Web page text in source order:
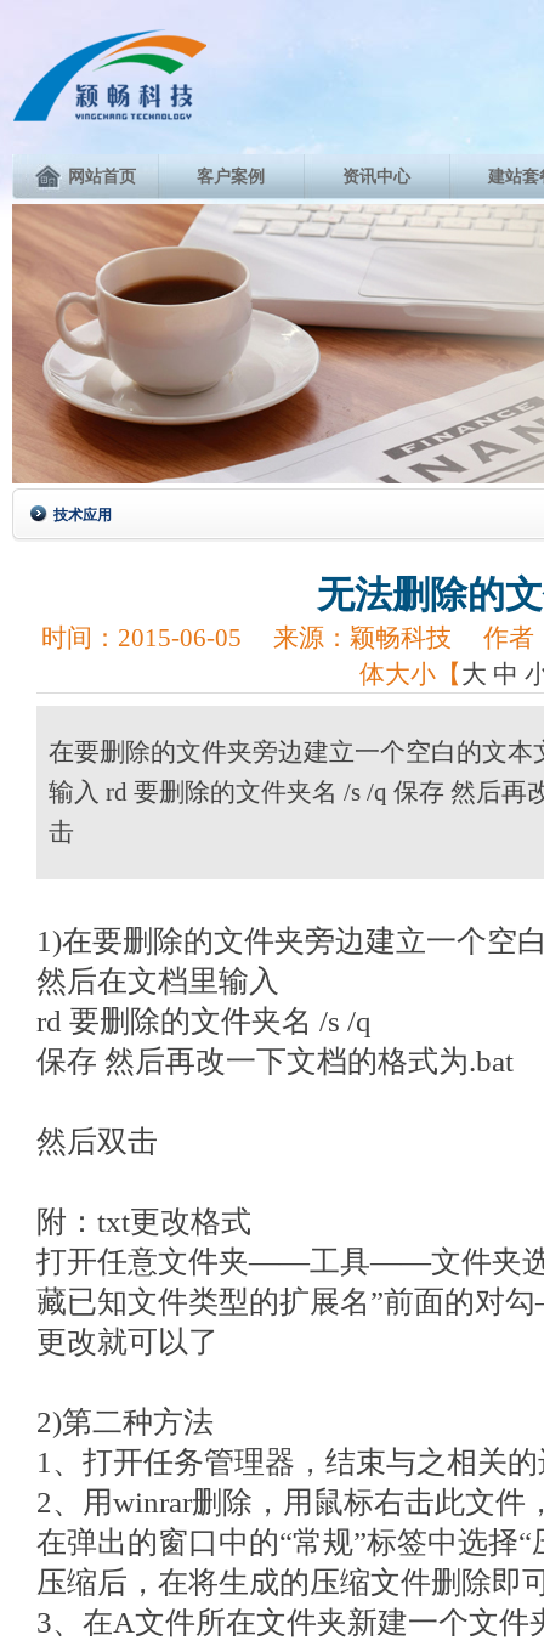
网站首页 客户案例 资讯中心 建站套
技术应用
无法删除的
时间： 2015-06-05 来源： 颖畅科技 作者
体大小【大 中
在要删除的文件夹旁边建立一个空白的文
输入 rd 要删除的文件夹名 /s /q 保存 然后再
击
1)在要删除的文件夹旁边建立一个空
然后在文档里输入
rd 要删除的文件夹名 /s /q
保存 然后再改一下文档的格式为.bat
然后双击
附：txt更改格式
打开任意文件夹——工具——文件夹
藏已知文件类型的扩展名”前面的
更改就可以了
2)第二种方法
1、打开任务管理器，结束与之相关
2、用winrar删除，用鼠标右击此文件
在弹出的窗口中的“常规”标签中选择
压缩后，在将生成的压缩文件删除即
3、在A文件所在文件夹新建一个文件